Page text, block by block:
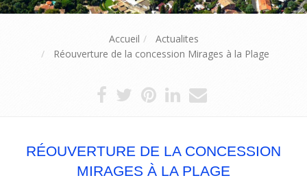
Accueil
Actualites
Réouverture de la concession Mirages à la Plage
RÉOUVERTURE DE LA CONCESSION
MIRAGES À LA PLAGE